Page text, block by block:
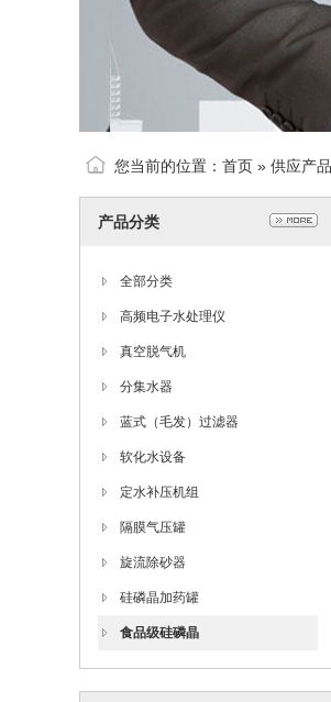
您当前的位置： 首页 » 供应产品
产品分类
全部分类
高频电子水处理仪
真空脱气机
分集水器
蓝式（毛发）过滤器
软化水设备
定水补压机组
隔膜气压罐
旋流除砂器
硅磷晶加药罐
食品级硅磷晶